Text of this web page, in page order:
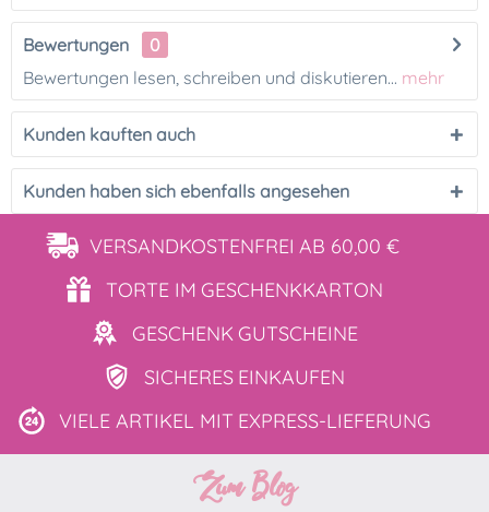
Bewertungen
0
Bewertungen lesen, schreiben und diskutieren... mehr
Kunden kauften auch
Kunden haben sich ebenfalls angesehen
VERSANDKOSTENFREI AB 60,00 €
TORTE IM GESCHENKKARTON
GESCHENK GUTSCHEINE
SICHERES EINKAUFEN
VIELE ARTIKEL MIT EXPRESS-LIEFERUNG
Zum Blog